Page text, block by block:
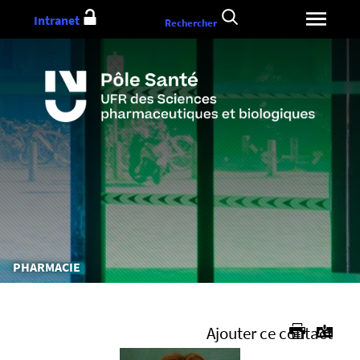
au
Vous
êtes
PHARMACIE
Intranet Rechercher
Ajouter ce contact